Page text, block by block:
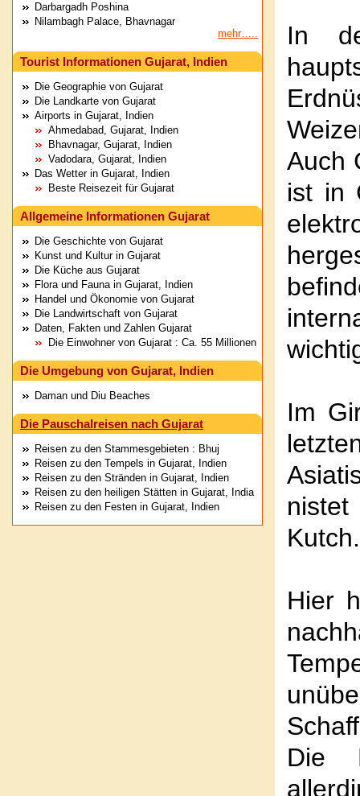
Darbargadh Poshina
Nilambagh Palace, Bhavnagar
mehr…..
Tourist Informationen Gujarat, Indien
Die Geographie von Gujarat
Die Landkarte von Gujarat
Airports in Gujarat, Indien
Ahmedabad, Gujarat, Indien
Bhavnagar, Gujarat, Indien
Vadodara, Gujarat, Indien
Das Wetter in Gujarat, Indien
Beste Reisezeit für Gujarat
Allgemeine Informationen Gujarat
Die Geschichte von Gujarat
Kunst und Kultur in Gujarat
Die Küche aus Gujarat
Flora und Fauna in Gujarat, Indien
Handel und Ökonomie von Gujarat
Die Landwirtschaft von Gujarat
Daten, Fakten und Zahlen Gujarat
Die Einwohner von Gujarat : Ca. 55 Millionen
Die Umgebung von Gujarat, Indien
Daman und Diu Beaches
Die Pauschalreisen nach Gujarat
Reisen zu den Stammesgebieten : Bhuj
Reisen zu den Tempels in Gujarat, Indien
Reisen zu den Stränden in Gujarat, Indien
Reisen zu den heiligen Stätten in Gujarat, India
Reisen zu den Festen in Gujarat, Indien
In
Auch
ist in
Im
Kutch.
Hier
Die